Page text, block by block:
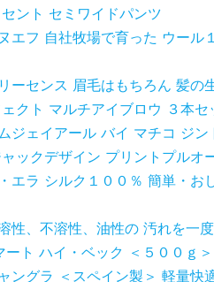
ント セミワイドパンツ
フ 自社牧場で育った ウール
センス 眉毛はもちろん 髪の
クト マルチアイブロウ ３本セ
ェイアール バイ マチコ ジン
ックデザイン プリントプルオ
ラ シルク１００％ 簡単・お
、不溶性、油性の 汚れを一
ト ハイ・ベック ＜５００ｇ＞
グラ ＜スペイン製＞ 軽量快